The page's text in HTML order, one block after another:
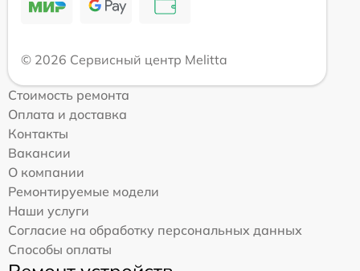
© 2026 Сервисный центр Melitta
Стоимость ремонта
Оплата и доставка
Контакты
Вакансии
О компании
Ремонтируемые модели
Наши услуги
Согласие на обработку персональных данных
Способы оплаты